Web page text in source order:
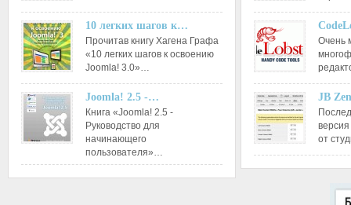
10 легких шагов к…
Прочитав книгу Хагена Графа
«10 легких шагов к освоению
Joomla! 3.0»…
Joomla! 2.5 -…
Книга «Joomla! 2.5 -
Руководство для
начинающего
пользователя»…
Очень
JB
от